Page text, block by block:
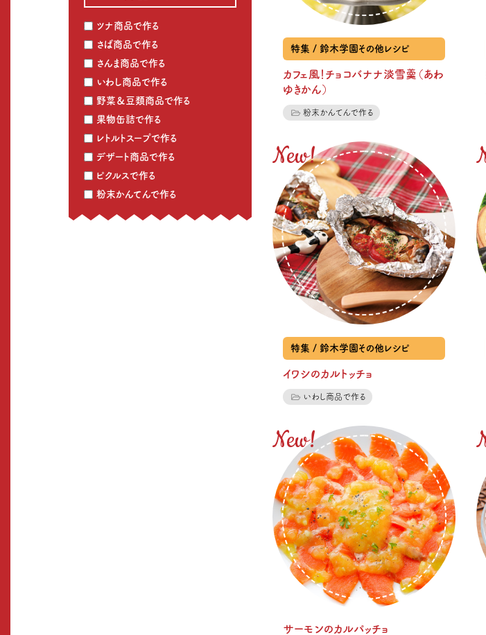
ツナ商品で作る
さば商品で作る
さんま商品で作る
いわし商品で作る
野菜＆豆類商品で作る
果物缶詰で作る
レトルトスープで作る
デザート商品で作る
ピクルスで作る
粉末かんてんで作る
特集 / 鈴木学園その他レシピ
カフェ風！チョコバナナ淡雪羹（あわ
ゆきかん）
粉末かんてんで作る
特集 / 鈴木学園その他レシピ
イワシのカルトッチョ
いわし商品で作る
サーモンのカルパッチョ